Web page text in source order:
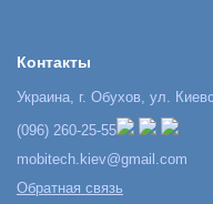
Контакты
Украина, г. Обухов, ул.
(096) 260-25-55
mobitech.kiev@gmail.com
Обратная связь